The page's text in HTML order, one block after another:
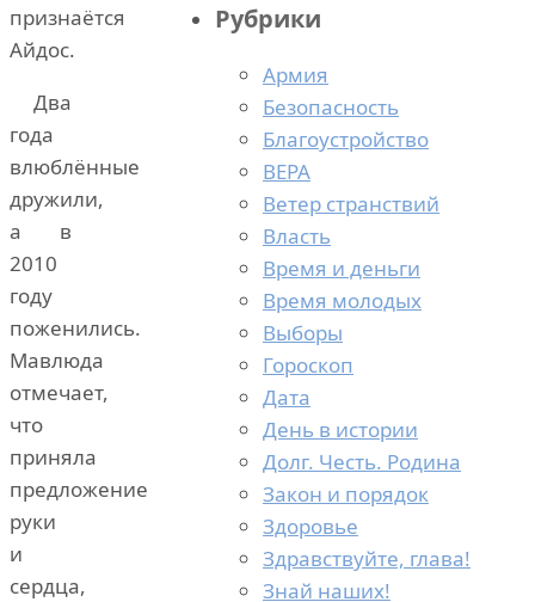
признаётся
Айдос.
Два
года
влюблённые
дружили,
а в
2010
году
поженились.
Мавлюда
отмечает,
что
приняла
предложение
руки
и
сердца,
Рубрики
Армия
Безопасность
Благоустройство
ВЕРА
Ветер странствий
Власть
Время и деньги
Время молодых
Выборы
Гороскоп
Дата
День в истории
Долг. Честь. Родина
Закон и порядок
Здоровье
Здравствуйте, глава!
Знай наших!